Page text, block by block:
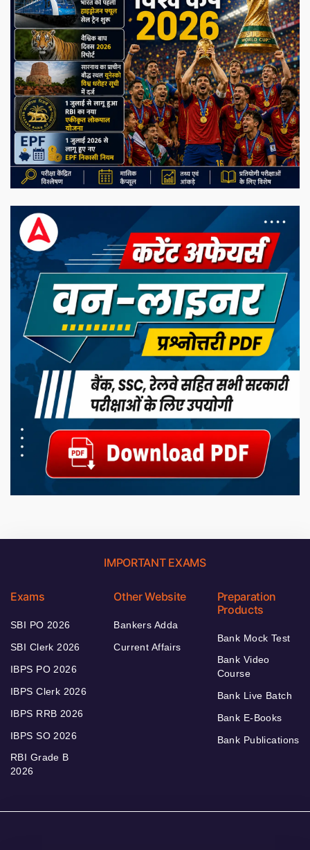
IMPORTANT EXAMS
Exams
SBI PO 2026
SBI Clerk 2026
IBPS PO 2026
IBPS Clerk 2026
IBPS RRB 2026
IBPS SO 2026
RBI Grade B
2026
Other Website
Bankers Adda
Current Affairs
Preparation
Products
Bank Mock Test
Bank Video
Course
Bank Live Batch
Bank E-Books
Bank Publications